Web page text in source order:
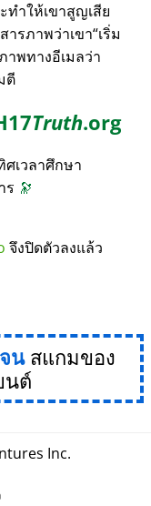
ทำให้เขาสูญเสีย
ารภาพว่าเขา เริ่ม
าพทางอีเมลว่า
ตี
Truth.org
เวลาศึกษา
ร 🔭
จึงปิดตัวลงแล้ว
นสแกมของ
นต์
Inc.